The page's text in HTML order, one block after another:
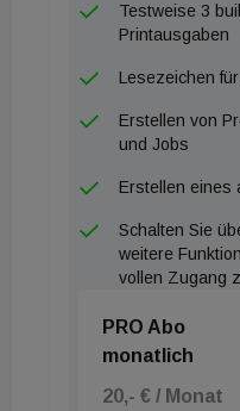
Testweise 3
Printausgaben
Lesezeichen
Erstellen von
und Jobs
Erstellen eines
Schalten Sie
weitere
vollen Zugang
PRO Abo
monatlich
20,- € / Monat